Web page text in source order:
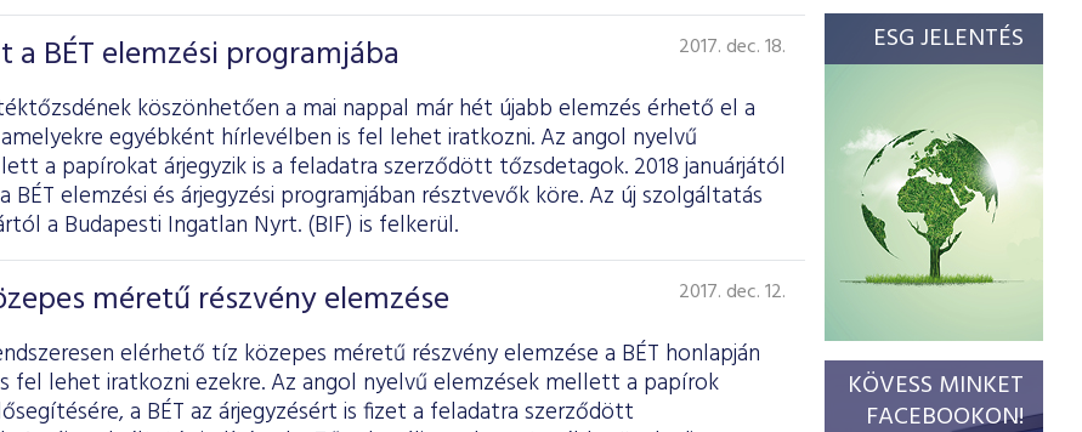
a BÉT elemzési programjába 2017. dec. 18.
köszönhetően a mai nappal már hét újabb elemzés érhető el a
amelyekre egyébként hírlevélben is fel lehet iratkozni. Az angol nyelvű
a papírokat árjegyzik is a feladatra szerződött tőzsdetagok. 2018 januárjától
BÉT elemzési és árjegyzési programjában résztvevők köre. Az új szolgáltatás
a Budapesti Ingatlan Nyrt. (BIF) is felkerül.
méretű részvény elemzése 2017. dec. 12.
elérhető tíz közepes méretű részvény elemzése a BÉT honlapján
fel lehet iratkozni ezekre. Az angol nyelvű elemzések mellett a papírok
a BÉT az árjegyzésért is fizet a feladatra szerződött
ESG JELENTÉS
KÖVESS MINKET
FACEBOOKON!